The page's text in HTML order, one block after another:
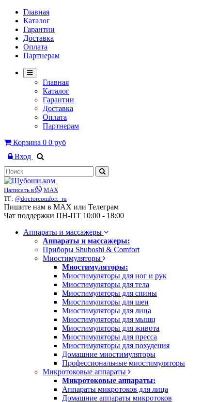
Главная
Каталог
Гарантии
Доставка
Оплата
Партнерам
Главная
Каталог
Гарантии
Доставка
Оплата
Партнерам
Корзина 0 0 руб
Вход
Написать в
MAX
ТГ: @doctorcomfort_ru
Пишите нам в MAX или Телеграм
Чат поддержки ПН-ПТ 10:00 - 18:00
Аппараты и массажеры
Аппараты и массажеры:
Приборы Shuboshi & Comfort
Миостимуляторы
Миостимуляторы:
Миостимуляторы для ног и рук
Миостимуляторы для тела
Миостимуляторы для спины
Миостимуляторы для шеи
Миостимуляторы для лица
Миостимуляторы для мышц
Миостимуляторы для живота
Миостимуляторы для пресса
Миостимуляторы для похудения
Домашние миостимуляторы
Профессиональные миостимуляторы
Микротоковые аппараты
Микротоковые аппараты:
Аппараты микротоков для лица
Домашние аппараты микротоков